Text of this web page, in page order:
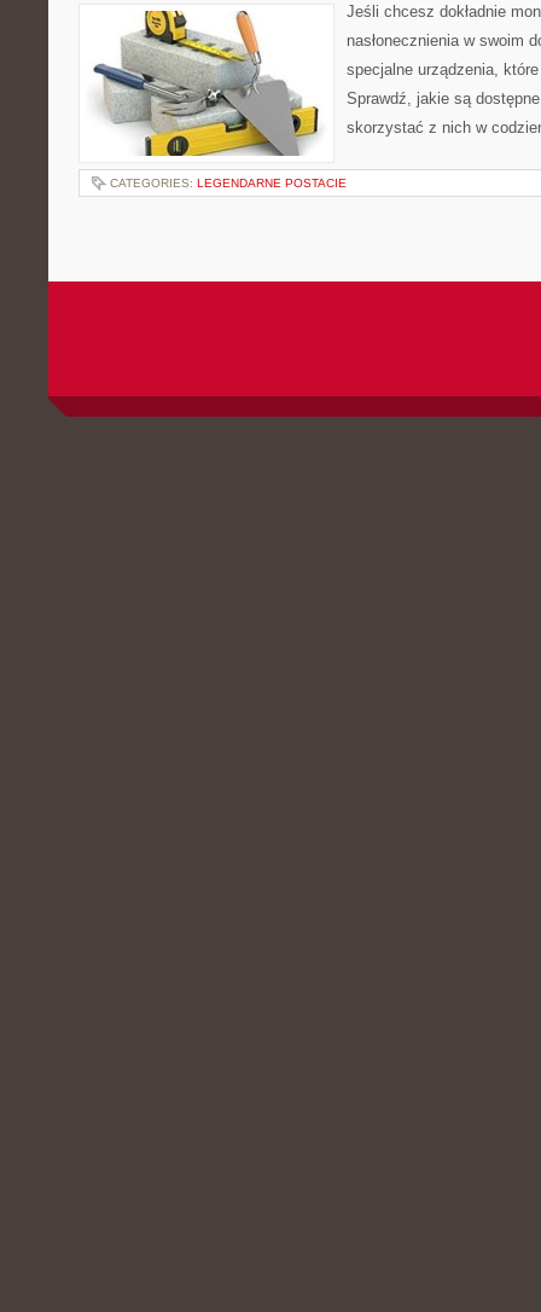
Jeśli chcesz dokładnie
nasłonecznienia w swoim
specjalne urządzenia,
Sprawdź, jakie są
skorzystać z nich w
CATEGORIES: LEGENDARNE POSTACIE